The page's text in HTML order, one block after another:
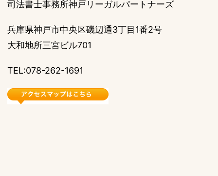
司法書士事務所神戸リーガルパートナーズ
兵庫県神戸市中央区磯辺通3丁目1番2号
大和地所三宮ビル701
TEL:078-262-1691